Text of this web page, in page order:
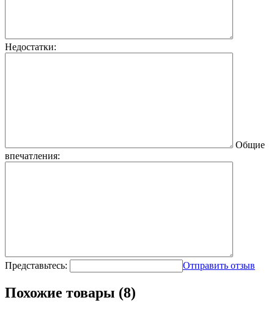
Недостатки:
Общие
впечатления:
Представьтесь: Отправить отзыв
Похожие товары (8)